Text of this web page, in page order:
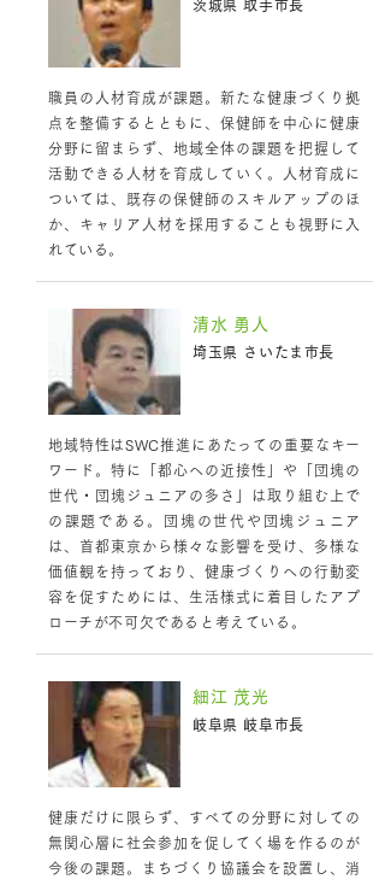
茨城県 取手市長
職員の人材育成が課題。新たな健康づくり拠
点を整備するとともに、保健師を中心に健康
分野に留まらず、地域全体の課題を把握して
活動できる人材を育成していく。人材育成に
ついては、既存の保健師のスキルアップのほ
か、キャリア人材を採用することも視野に入
れている。
清水 勇人
埼玉県 さいたま市長
地域特性はSWC推進にあたっての重要なキー
ワード。特に「都心への近接性」や「団塊の
世代・団塊ジュニアの多さ」は取り組む上で
の課題である。団塊の世代や団塊ジュニア
は、首都東京から様々な影響を受け、多様な
価値観を持っており、健康づくりへの行動変
容を促すためには、生活様式に着目したアプ
ローチが不可欠であると考えている。
細江 茂光
岐阜県 岐阜市長
健康だけに限らず、すべての分野に対しての
無関心層に社会参加を促してく場を作るのが
今後の課題。まちづくり協議会を設置し、消